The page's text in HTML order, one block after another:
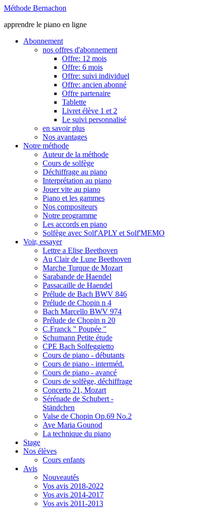
Méthode Bernachon
apprendre le piano en ligne
Abonnement
nos offres d'abonnement
Offre: 12 mois
Offre: 6 mois
Offre: suivi individuel
Offre: ancien abonné
Offre partenaire
Tablette
Livret élève 1 et 2
Le suivi personnalisé
en savoir plus
Nos avantages
Notre méthode
Auteur de la méthode
Cours de solfège
Déchiffrage au piano
Interprétation au piano
Jouer vite au piano
Piano et les gammes
Nos compositeurs
Notre programme
Les accords en piano
Solfège avec Solf'APLY et Solf'MEMO
Voir, essayer
Lettre a Elise Beethoven
Au Clair de Lune Beethoven
Marche Turque de Mozart
Sarabande de Haendel
Passacaille de Haendel
Prélude de Bach BWV 846
Prélude de Chopin n 4
Bach Marcello BWV 974
Prélude de Chopin n 20
C.Franck " Poupée "
Schumann Petite étude
CPE Bach Solfeggietto
Cours de piano - débutants
Cours de piano - interméd.
Cours de piano - avancé
Cours de solfège, déchiffrage
Concerto 21, Mozart
Sérénade de Schubert -
Ständchen
Valse de Chopin Op.69 No.2
Ave Maria Gounod
La technique du piano
Stage
Nos élèves
Cours enfants
Avis
Nouveautés
Vos avis 2018-2022
Vos avis 2014-2017
Vos avis 2011-2013